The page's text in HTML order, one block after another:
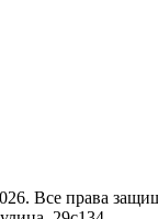
Все права